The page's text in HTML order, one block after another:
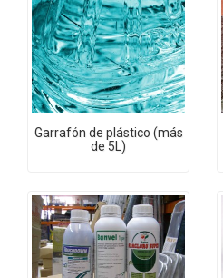
Garrafón de plástico (más
de 5L)